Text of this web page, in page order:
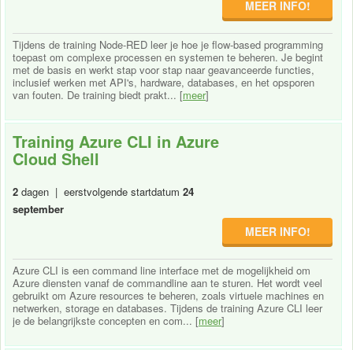
MEER INFO!
Tijdens de training Node-RED leer je hoe je flow-based programming
toepast om complexe processen en systemen te beheren. Je begint
met de basis en werkt stap voor stap naar geavanceerde functies,
inclusief werken met API's, hardware, databases, en het opsporen
van fouten. De training biedt prakt... [meer]
Training Azure CLI in Azure
Cloud Shell
2 dagen | eerstvolgende startdatum 24
september
MEER INFO!
Azure CLI is een command line interface met de mogelijkheid om
Azure diensten vanaf de commandline aan te sturen. Het wordt veel
gebruikt om Azure resources te beheren, zoals virtuele machines en
netwerken, storage en databases. Tijdens de training Azure CLI leer
je de belangrijkste concepten en com... [meer]